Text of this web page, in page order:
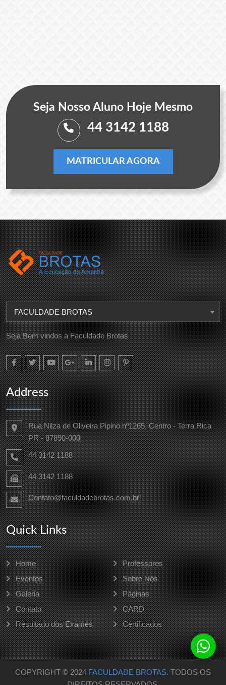
Seja Nosso Aluno Hoje Mesmo
44 3142 1188
MATRICULAR AGORA
FACULDADE BROTAS
Seja Bem vindos a Faculdade Brotas
Address
Rua Nilza de Oliveira Pipino nº1265, Centro - Terra Rica
PR - 87890-000
44 3142 1188
44 3142 1188
Contato@faculdadebrotas.com.br
Quick Links
Home
Professores
Eventos
Sobre Nós
Galeria
Páginas
Contato
CARD
Resultado dos Exames
Certificados
COPYRIGHT © 2024 FACULDADE BROTAS. TODOS OS